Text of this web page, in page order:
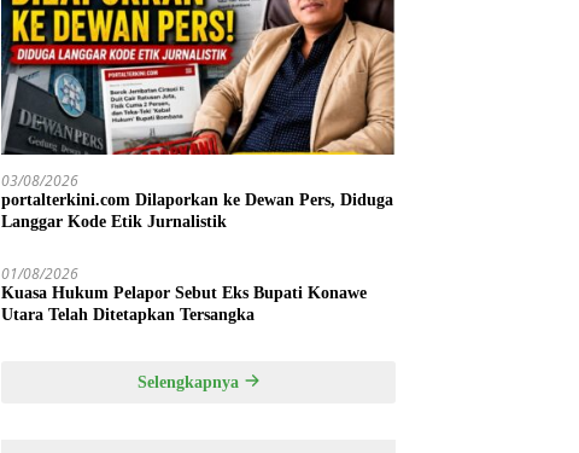
03/08/2026
portalterkini.com Dilaporkan ke Dewan Pers, Diduga
Langgar Kode Etik Jurnalistik
01/08/2026
Kuasa Hukum Pelapor Sebut Eks Bupati Konawe
Utara Telah Ditetapkan Tersangka
Selengkapnya